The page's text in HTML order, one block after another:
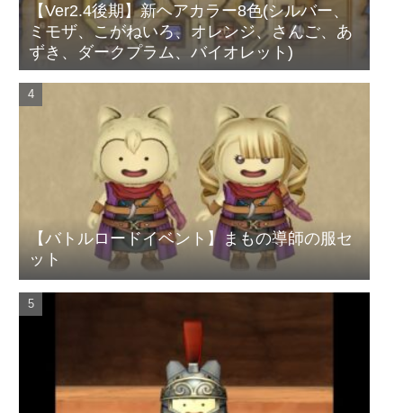
【Ver2.4後期】新ヘアカラー8色(シルバー、
ミモザ、こがねいろ、オレンジ、さんご、あ
ずき、ダークプラム、バイオレット)
【バトルロードイベント】まもの導師の服セ
ット